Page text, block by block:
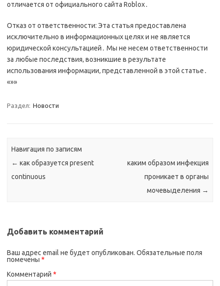
отличается от официального сайта Roblox․
Отказ от ответственности: Эта статья предоставлена
исключительно в информационных целях и не является
юридической консультацией․ Мы не несем ответственности
за любые последствия‚ возникшие в результате
использования информации‚ представленной в этой статье․
«»»
Раздел: Новости
Навигация по записям
← как образуется present
continuous
каким образом инфекция
проникает в органы
мочевыделения →
Добавить комментарий
Ваш адрес email не будет опубликован. Обязательные поля
помечены *
Комментарий *